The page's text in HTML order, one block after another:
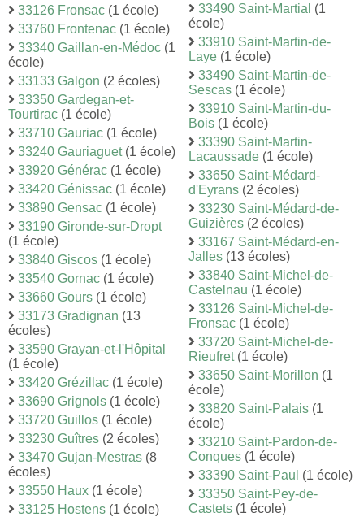
33126 Fronsac (1 école)
33760 Frontenac (1 école)
33340 Gaillan-en-Médoc (1
école)
33133 Galgon (2 écoles)
33350 Gardegan-et-
Tourtirac (1 école)
33710 Gauriac (1 école)
33240 Gauriaguet(1 école)
33920 Générac (1 école)
33420 Génissac (1 école)
33890 Gensac (1 école)
33190 Gironde-sur-Dropt
(1 école)
33840 Giscos (1 école)
33540 Gornac (1 école)
33660 Gours (1 école)
33173 Gradignan (13
écoles)
33590 Grayan-et-l'Hôpital
(1 école)
33420 Grézillac (1 école)
33690 Grignols (1 école)
33720 Guillos (1 école)
33230 Guîtres (2 écoles)
33470 Gujan-Mestras (8
écoles)
33550 Haux (1 école)
33125 Hostens (1 école)
33490 Saint-Martial (1
école)
33910 Saint-Martin-de-
Laye (1 école)
33490 Saint-Martin-de-
Sescas (1 école)
33910 Saint-Martin-du-
Bois (1 école)
33390 Saint-Martin-
Lacaussade (1 école)
33650 Saint-Médard-
d'Eyrans (2 écoles)
33230 Saint-Médard-de-
Guizières (2 écoles)
33167 Saint-Médard-en-
Jalles (13 écoles)
33840 Saint-Michel-de-
Castelnau (1 école)
33126 Saint-Michel-de-
Fronsac (1 école)
33720 Saint-Michel-de-
Rieufret(1 école)
33650 Saint-Morillon (1
école)
33820 Saint-Palais (1
école)
33210 Saint-Pardon-de-
Conques (1 école)
33390 Saint-Paul (1 école)
33350 Saint-Pey-de-
Castets (1 école)